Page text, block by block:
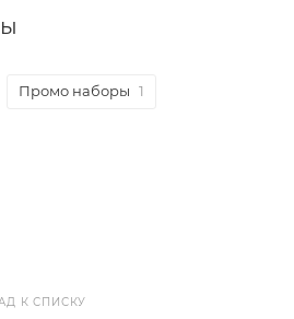
Промо наборы 1
К СПИСКУ